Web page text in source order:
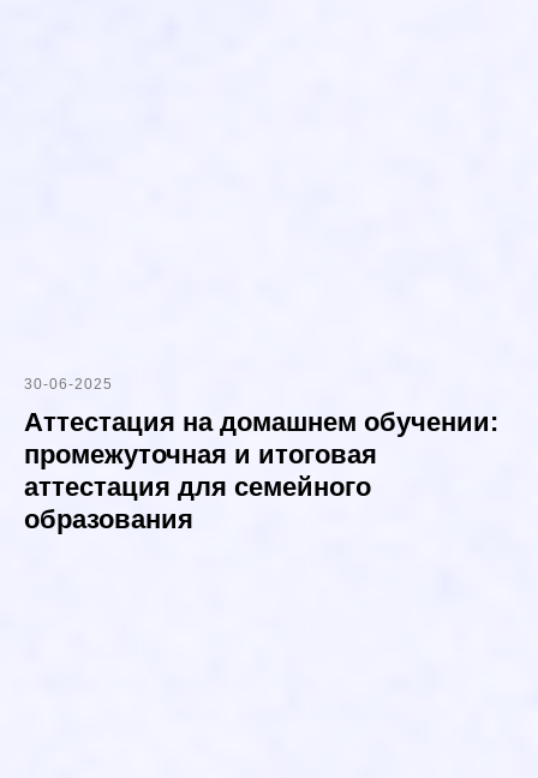
30-06-2025
Аттестация на домашнем обучении:
промежуточная и итоговая
аттестация для семейного
образования